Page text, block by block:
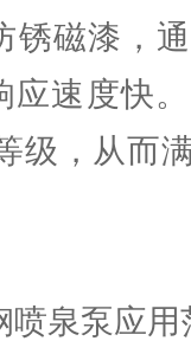
锈磁漆，
应速度快
级，从而
喷泉泵应用